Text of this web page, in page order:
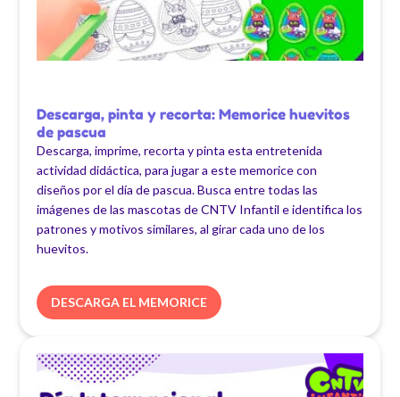
Descarga, pinta y recorta: Memorice huevitos
de pascua
Descarga, imprime, recorta y pinta esta entretenida
actividad didáctica, para jugar a este memorice con
diseños por el día de pascua. Busca entre todas las
imágenes de las mascotas de CNTV Infantil e identifica los
patrones y motivos similares, al girar cada uno de los
huevitos.
DESCARGA EL MEMORICE